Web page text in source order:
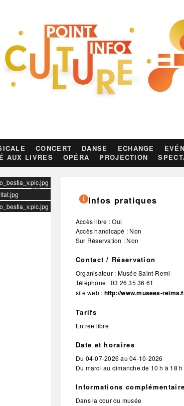
CONCERT DANSE ECHANGE
AUX LIVRES OPÉRA PROJECTION
Infos pratiques
Accès libre : Oui
Accès handicapé : Non
Sur Réservation : Non
Contact / Réservation
Organisateur : Musée Saint-Remi
Téléphone : 03 26 35 36 61
site web : http://www.musees-
Tarifs
Entrée libre
Date et horaires
Du 04-07-2026 au04-10-2026
Du mardi au dimanche de 10 h à 18 h
Informations
Dans la cour du musée